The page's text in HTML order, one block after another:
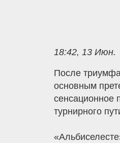
18:42, 13 Июн.
После
основным
сенсационное
турнирного